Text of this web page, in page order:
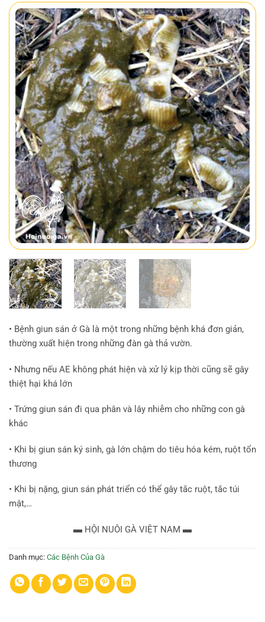
• Bệnh giun sán ở Gà là một trong những bệnh khá đơn giản,
thường xuất hiện trong những đàn gà thả vườn.
• Nhưng nếu AE không phát hiện và xử lý kịp thời cũng sẽ gây
thiệt hại khá lớn
• Trứng giun sán đi qua phân và lây nhiễm cho những con gà
khác
• Khi bị giun sán ký sinh, gà lớn chậm do tiêu hóa kém, ruột tổn
thương
• Khi bị nặng, giun sán phát triển có thể gây tắc ruột, tắc túi
mật,…
▬ HỘI NUÔI GÀ VIỆT NAM ▬
Danh mục: Các Bệnh Của Gà